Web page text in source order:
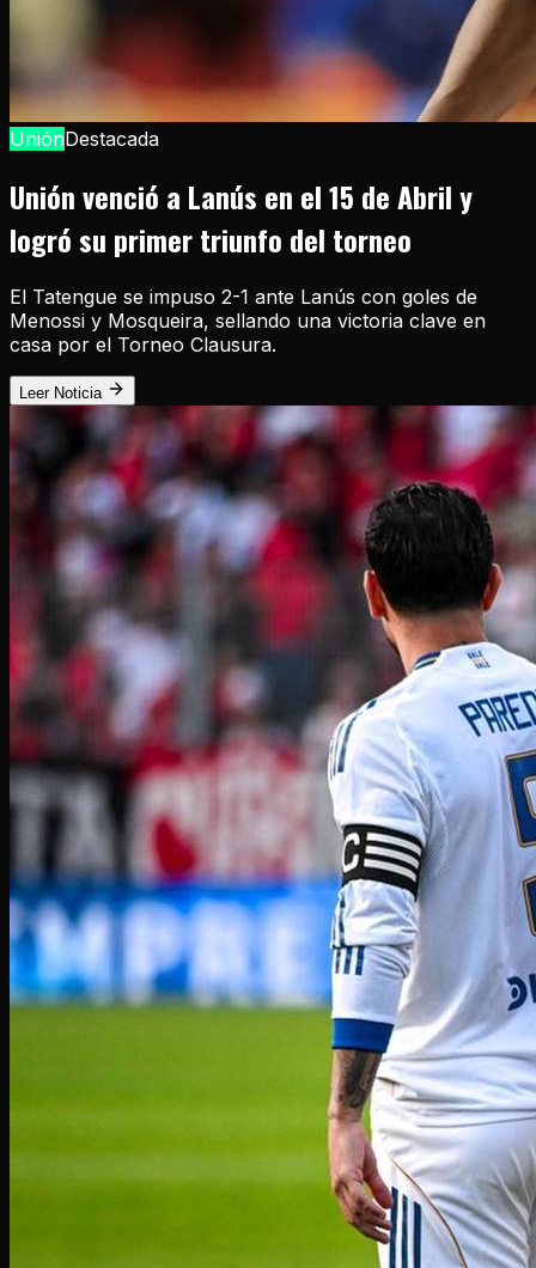
UniónDestacada
Unión venció a Lanús en el 15 de Abril y
logró su primer triunfo del torneo
El Tatengue se impuso 2-1 ante Lanús con goles de
Menossi y Mosqueira, sellando una victoria clave en
casa por el Torneo Clausura.
Leer Noticia